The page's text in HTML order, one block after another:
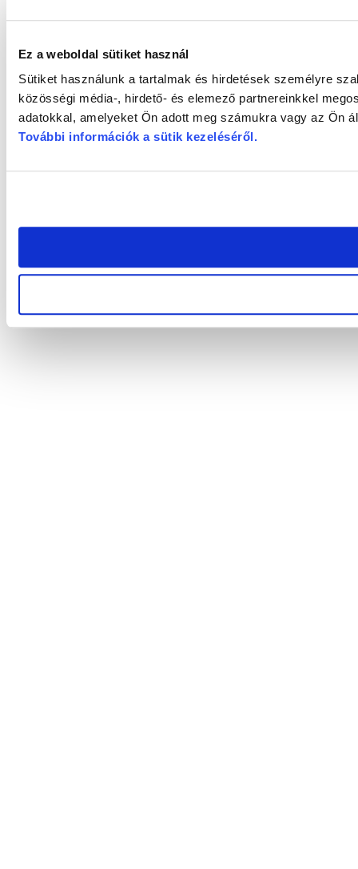
Ez a weboldal sütiket használ
Sütiket használunk a tartalmak és hirdetések személyre
közösségi média-, hirdető- és elemező partnereinkkel
adatokkal, amelyeket Ön adott meg számukra vagy az Ön
További információk a sütik kezeléséről.